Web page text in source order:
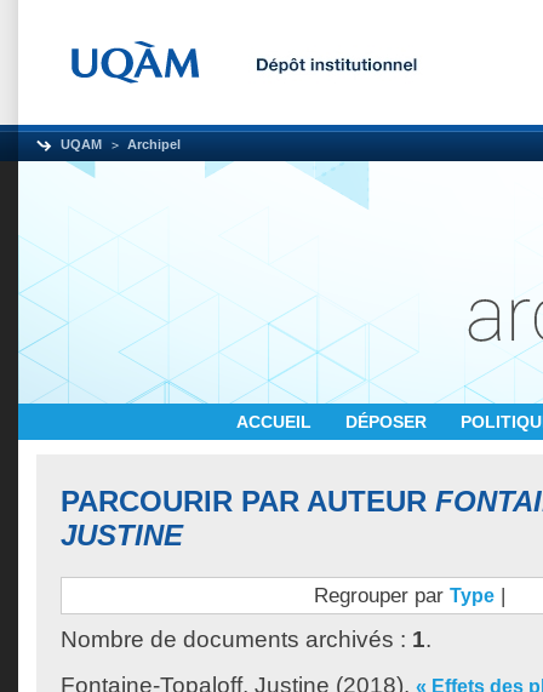
UQAM Archipel
ACCUEIL DÉPOSER
PARCOURIR PAR AUTEUR
JUSTINE
Regrouper par Type |
Nombre de documents archivés : 1.
Fontaine-Topaloff, Justine (2018). « Effets des